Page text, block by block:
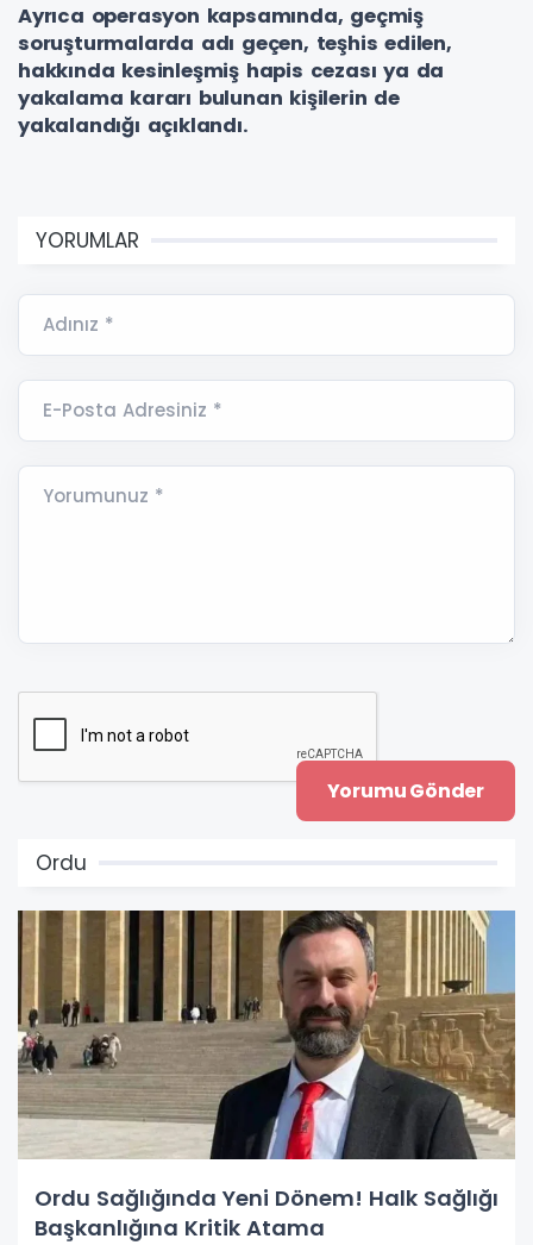
Ayrıca operasyon kapsamında, geçmiş
soruşturmalarda adı geçen, teşhis edilen,
hakkında kesinleşmiş hapis cezası ya da
yakalama kararı bulunan kişilerin de
yakalandığı açıklandı.
YORUMLAR
Adınız *
E-Posta Adresiniz *
Yorumunuz *
Ordu
Ordu Sağlığında Yeni Dönem! Halk Sağlığı
Başkanlığına Kritik Atama